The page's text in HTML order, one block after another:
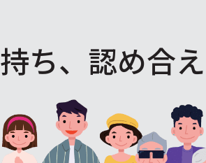
持ち、認め合え